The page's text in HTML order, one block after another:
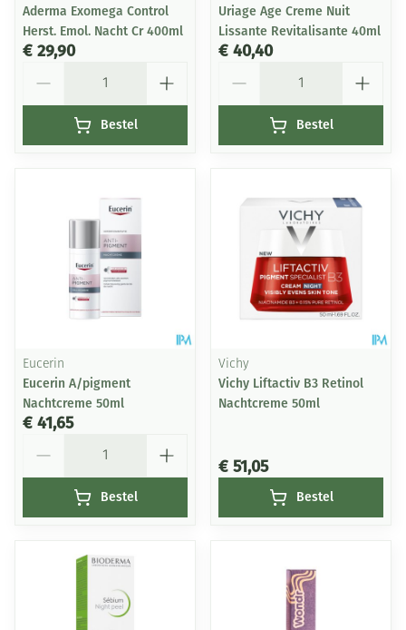
Aderma Exomega Control
Herst. Emol. Nacht Cr 400ml
€ 29,90
Bestel
Uriage Age Creme Nuit
Lissante Revitalisante 40ml
€ 40,40
Bestel
Eucerin
Eucerin A/pigment
Nachtcreme 50ml
€ 41,65
Bestel
Vichy
Vichy Liftactiv B3 Retinol
Nachtcreme 50ml
€ 51,05
Bestel